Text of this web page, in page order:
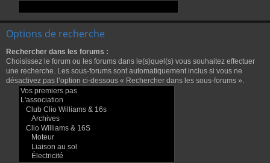
Options de recherche
Rechercher dans les forums :
Choisissez le forum ou les forums dans le(s)quel(s) vous souhaitez effectuer
une recherche. Les sous-forums sont automatiquement inclus si vous ne
désactivez pas l’option ci-dessous « Rechercher dans les sous-forums ».